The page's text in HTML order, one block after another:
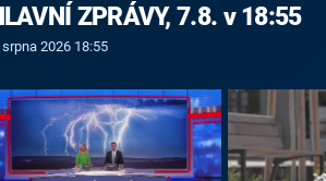
ZPRÁVY, 7.8. v 18:55
srpna 2026 18:55